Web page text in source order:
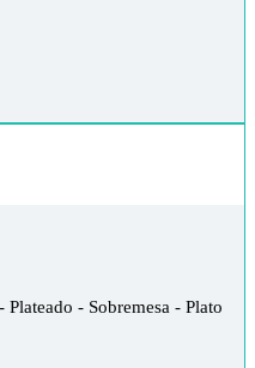
- Sobremesa - Plato